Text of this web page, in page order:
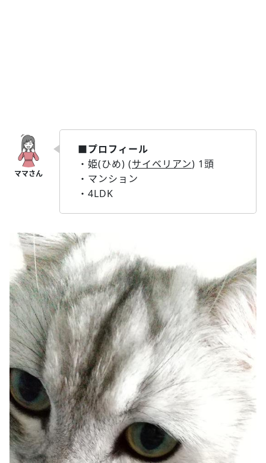
■プロフィール
・姫(ひめ) (サイベリアン) 1頭
・マンション
・4LDK